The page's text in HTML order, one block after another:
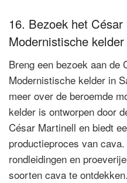
16. Bezoek het
Modernistische
Breng een bezoek aan de
Modernistische kelder in
meer over de beroemde
kelder is ontworpen door
César Martinell en biedt
productieproces van
rondleidingen en
soorten cava te ontdekken.